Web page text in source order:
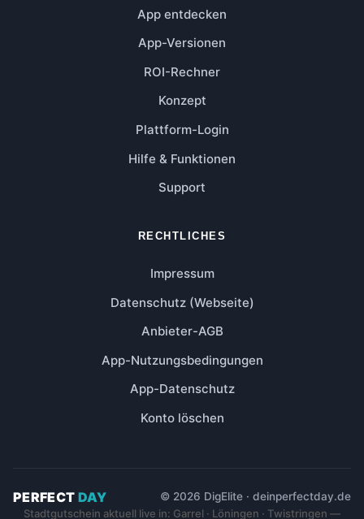
App entdecken
App-Versionen
ROI-Rechner
Konzept
Plattform-Login
Hilfe & Funktionen
Support
RECHTLICHES
Impressum
Datenschutz (Webseite)
Anbieter-AGB
App-Nutzungsbedingungen
App-Datenschutz
Konto löschen
PERFECT DAY
© 2026 DigElite · deinperfectday.de
Stadtgutschein aktuell live in: Garrel · Löningen · Twistringen —